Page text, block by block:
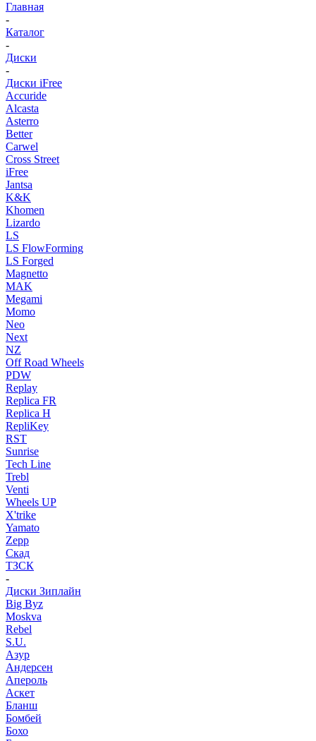
Главная
-
Каталог
-
Диски
-
Диски iFree
Accuride
Alcasta
Asterro
Better
Carwel
Cross Street
iFree
Jantsa
K&K
Khomen
Lizardo
LS
LS FlowForming
LS Forged
Magnetto
MAK
Megami
Momo
Neo
Next
NZ
Off Road Wheels
PDW
Replay
Replica FR
Replica H
RepliKey
RST
Sunrise
Tech Line
Trebl
Venti
Wheels UP
X'trike
Yamato
Zepp
Скад
ТЗСК
-
Диски Зиплайн
Big Byz
Moskva
Rebel
S.U.
Азур
Андерсен
Апероль
Аскет
Бланш
Бомбей
Бохо